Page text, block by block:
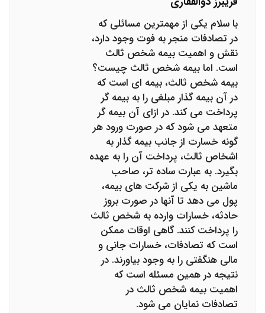
با سلام یکی از مهمترین مسائلی که
در تصادفات منجر به فوت وجود دارد،
نقش و اهمیت بیمه شخص ثالث
است. اما بیمه شخص ثالث چیست؟
بیمه شخص ثالث، بیمه ای است که
در آن بیمه گذار مبلغی را به بیمه گر
پرداخت می کند. در ازای آن بیمه گر
متعهد می شود که در صورت ورود هر
گونه خسارت از جانب بیمه گذار به
اشخاص ثالث، پرداخت آن را به عهده
بگیرد. به عبارت ساده تر، صاحب
ماشین به یکی از شرکت های بیمه،
پول می دهد تا آنها در صورت بروز
حادثه، خسارات وارده به شخص ثالث
را پرداخت کنند. گاهی اوقات ممکن
است که تصادفات، خسارات جانی و
مالی هنگفتی را به وجود بیاورند. در
نتیجه در همین مسئله است که
اهمیت بیمه شخص ثالث در
تصادفات نمایان می شود.